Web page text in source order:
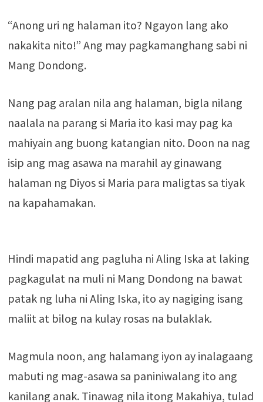
“Anong uri ng halaman ito? Ngayon lang ako
nakakita nito!” Ang may pagkamanghang sabi ni
Mang Dondong.
Nang pag aralan nila ang halaman, bigla nilang
naalala na parang si Maria ito kasi may pag ka
mahiyain ang buong katangian nito. Doon na nag
isip ang mag asawa na marahil ay ginawang
halaman ng Diyos si Maria para maligtas sa tiyak
na kapahamakan.
Hindi mapatid ang pagluha ni Aling Iska at laking
pagkagulat na muli ni Mang Dondong na bawat
patak ng luha ni Aling Iska, ito ay nagiging isang
maliit at bilog na kulay rosas na bulaklak.
Magmula noon, ang halamang iyon ay inalagaang
mabuti ng mag-asawa sa paniniwalang ito ang
kanilang anak. Tinawag nila itong Makahiya, tulad